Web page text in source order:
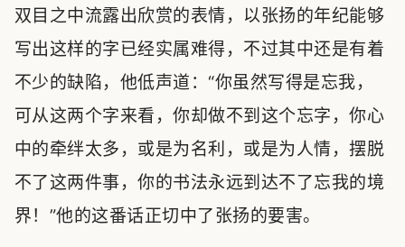
双目之中流露出欣赏的表情，以张扬的年纪能够
写出这样的字已经实属难得，不过其中还是有着
不少的缺陷，他低声道：“你虽然写得是忘我，
可从这两个字来看，你却做不到这个忘字，你心
中的牵绊太多，或是为名利，或是为人情，摆脱
不了这两件事，你的书法永远到达不了忘我的境
界！”他的这番话正切中了张扬的要害。